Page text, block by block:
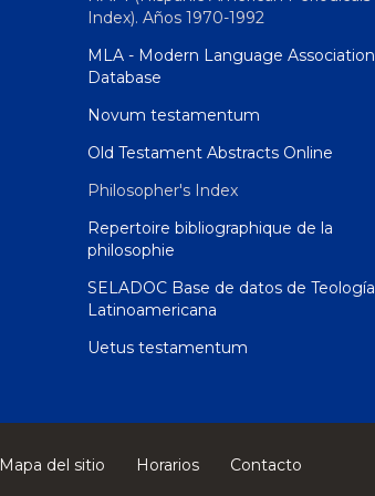
Index). Años 1970-1992
MLA - Modern Language Association
Database
Novum testamentum
Old Testament Abstracts Online
Philosopher's Index
Repertoire bibliographique de la
philosophie
SELADOC Base de datos de Teología
Latinoamericana
Uetus testamentum
Mapa del sitio Horarios
Contacto